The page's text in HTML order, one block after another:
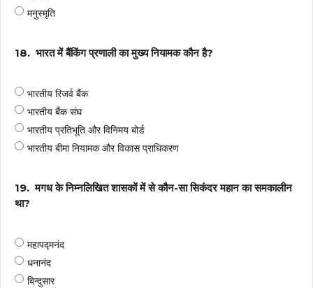
मनुस्मृति
18. भारत में बैंकिंग प्रणाली का मुख्य नियामक कौन है?
भारतीय रिजर्व बैंक
भारतीय बैंक संघ
भारतीय प्रतिभूति और विनिमय बोर्ड
भारतीय बीमा नियामक और विकास प्राधिकरण
19. मगध के निम्नलिखित शासकों में से कौन-सा सिकंदर महान का समकालीन
था?
महापद्मनंद
धनानंद
बिन्दुसार